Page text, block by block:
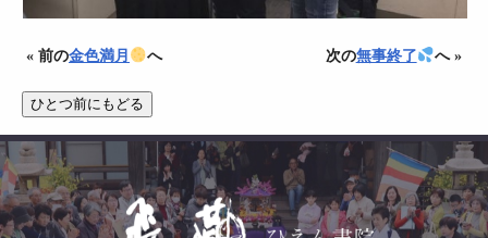
« 前の金色満月 へ 次の無事終了 へ »